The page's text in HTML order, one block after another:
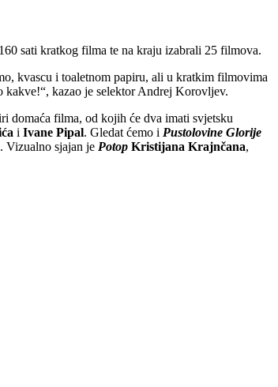
sati kratkog filma te na kraju izabrali 25 filmova.
kvascu i toaletnom papiru, ali u kratkim filmovima
kakve!“, kazao je selektor Andrej Korovljev.
domaća filma, od kojih će dva imati svjetsku
i Ivane Pipal. Gledat ćemo i Pustolovine Glorije
Vizualno sjajan je Potop Kristijana Krajnčana,